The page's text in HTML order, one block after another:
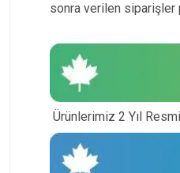
sonra verilen siparişler
Ürünlerimiz 2 Yıl